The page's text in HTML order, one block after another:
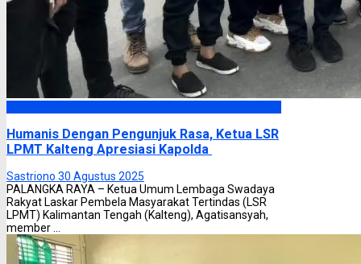
Humanis Dengan Pengunjuk Rasa, Ketua LSR
LPMT Kalteng Apresiasi Kapolda
Sastriono 30 Agustus 2025
PALANGKA RAYA – Ketua Umum Lembaga Swadaya
Rakyat Laskar Pembela Masyarakat Tertindas (LSR
LPMT) Kalimantan Tengah (Kalteng), Agatisansyah,
member ...